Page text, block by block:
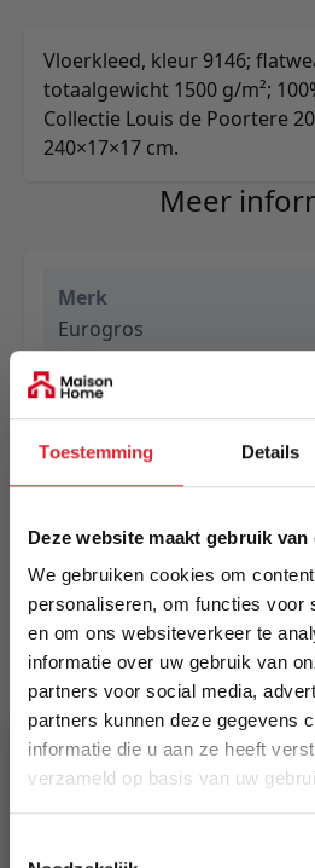
Toestemming Details
Deze website maakt gebruik van
We gebruiken cookies om
personaliseren, om functies voor
en om ons websiteverkeer te
informatie over uw gebruik van
partners voor social media,
partners kunnen deze gegevens
informatie die u aan ze heeft
verzameld op basis van uw
Vloerkleed, kleur 9146;
totaalgewicht 1500 g/m²;
Collectie Louis de Poortere
240×17×17 cm.
Meer
Merk
Eurogros
EAN
5420073366837
Prijs
Levertijd
Informeer naar de actuele
Kleur
9146
Maat
240 x 340 cm